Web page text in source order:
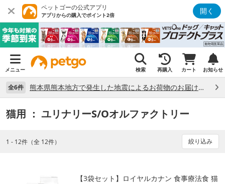
ペットゴーの公式アプリ
アプリからの購入でポイント2倍 開く
メニュー 検索 再購入 カート お知らせ
全6件 熊本県熊本地方で発生した地震によるお荷物のお届け状況について （7/28）
猫用 ： ユリナリーS/Oオルファクトリー
1 - 12件（全 12件） 絞り込み
【3袋セット】ロイヤルカナン 食事療法食 猫